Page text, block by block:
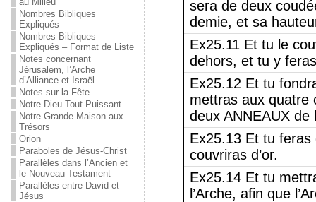
Nombres Bibliques
Expliqués
Nombres Bibliques
Expliqués – Format de Liste
Notes concernant
Jérusalem, l’Arche
d’Alliance et Israël
Notes sur la Fête
Notre Dieu Tout-Puissant
Notre Grande Maison aux
Trésors
Orion
Paraboles de Jésus-Christ
Parallèles dans l’Ancien et
le Nouveau Testament
Parallèles entre David et
Jésus
sera de deux
demie, et sa
Ex25.11 Et tu le
dehors, et tu y
Ex25.12 Et tu
mettras aux quatre
deux ANNEAUX de
Ex25.13 Et tu feras
couvriras d’or.
Ex25.14 Et tu
l’Arche, afin que